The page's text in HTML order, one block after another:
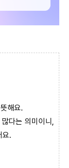
해요.
다는 의미이니,
요.